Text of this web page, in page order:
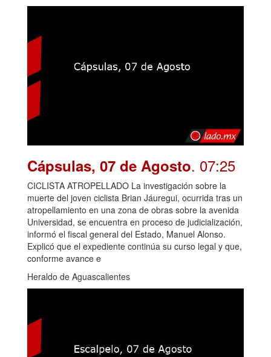
Cápsulas, 07 de Agosto. 07:25
CICLISTA ATROPELLADO La investigación sobre la
muerte del joven ciclista Brian Jáuregui, ocurrida tras un
atropellamiento en una zona de obras sobre la avenida
Universidad, se encuentra en proceso de judicialización,
informó el fiscal general del Estado, Manuel Alonso.
Explicó que el expediente continúa su curso legal y que,
conforme avance e
Heraldo de Aguascalientes